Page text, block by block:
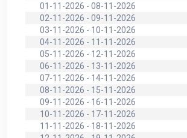
01-11-2026 - 08-11-2026
02-11-2026 - 09-11-2026
03-11-2026 - 10-11-2026
04-11-2026 - 11-11-2026
05-11-2026 - 12-11-2026
06-11-2026 - 13-11-2026
07-11-2026 - 14-11-2026
08-11-2026 - 15-11-2026
09-11-2026 - 16-11-2026
10-11-2026 - 17-11-2026
11-11-2026 - 18-11-2026